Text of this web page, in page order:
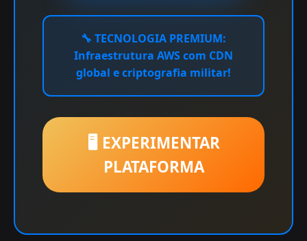
🔧 TECNOLOGIA PREMIUM:
Infraestrutura AWS com CDN
global e criptografia militar!
🖥️ EXPERIMENTAR
PLATAFORMA